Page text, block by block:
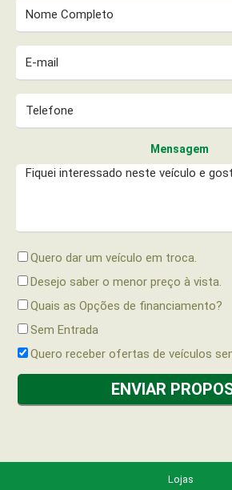
Mensagem
Quero dar um veículo em troca.
Desejo saber o menor preço à vista.
Quais as Opções de financiamento?
Sem Entrada
Quero receber ofertas de veículos
Lojas